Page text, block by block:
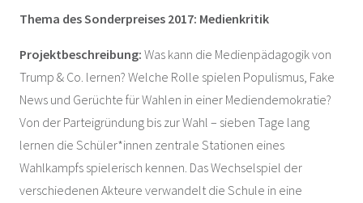
Thema des Sonderpreises 2017: Medienkritik
Projektbeschreibung: Was kann die Medienpädagogik von
Trump & Co. lernen? Welche Rolle spielen Populismus, Fake
News und Gerüchte für Wahlen in einer Mediendemokratie?
Von der Parteigründung bis zur Wahl – sieben Tage lang
lernen die Schüler*innen zentrale Stationen eines
Wahlkampfs spielerisch kennen. Das Wechselspiel der
verschiedenen Akteure verwandelt die Schule in eine